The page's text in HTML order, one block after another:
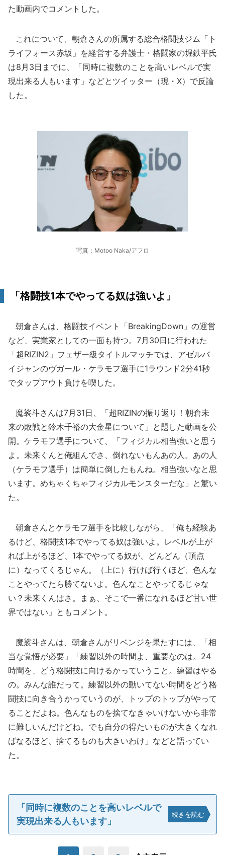
た動画内でコメントした。
これについて、朝倉さんの所属する総合格闘技ジム「ト
ライフォース赤坂」を経営する弁護士・格闘家の堀鉄平氏
は8月3日までに、「同時に複数のことを高いレベルで実
現出来る人もいます」などとツイッター（現・X）で反論
した。
写真：Motoo Naka/アフロ
「格闘技1本でやってる奴は強いよ」
朝倉さんは、格闘技イベント「BreakingDown」の運営
など、実業家としての一面も持つ。7月30日に行われた
「超RIZIN2」フェザー級タイトルマッチでは、アゼルバ
イジャンのヴガール・ケラモフ選手に1ラウンド2分41秒
でタップアウト負けを喫した。
魔裟斗さんは7月31日、「超RIZINの振り返り！朝倉未
来の敗戦と鈴木千裕の大金星について」と題した動画を公
開。ケラモフ選手について、「フィジカル相当強いと思う
よ。未来くんと俺組んでさ、倒れないもんあの人。あの人
（ケラモフ選手）は簡単に倒したもんね。相当強いなと思
います。めちゃくちゃフィジカルモンスターだな」と驚い
た。
朝倉さんとケラモフ選手を比較しながら、「俺も経験あ
るけど、格闘技1本でやってる奴は強いよ。レベルが上が
れば上がるほど、1本でやってる奴が、どんどん（頂点
に）なってくるじゃん。（上に）行けば行くほど、色んな
ことやってたら勝てないよ。色んなことやってるじゃな
い？未来くんはさ。まぁ、そこで一番になれるほど甘い世
界ではない」ともコメント。
魔裟斗さんは、朝倉さんがリベンジを果たすには、「相
当な覚悟が必要」「練習以外の時間よ、重要なのは。24
時間を、どう格闘技に向けるかっていうこと。練習はやる
の。みんな誰だって。練習以外の動いてない時間をどう格
闘技に向き合うかっていうのが、トップのトップがやって
ることだよね。色んなものを捨てなきゃいけないから非常
に難しいんだけどね。でも自分の得たいものが大きくなれ
ばなるほど、捨てるものも大きいわけ」などと語ってい
た。
「同時に複数のことを高いレベルで
実現出来る人もいます」
続きを読む